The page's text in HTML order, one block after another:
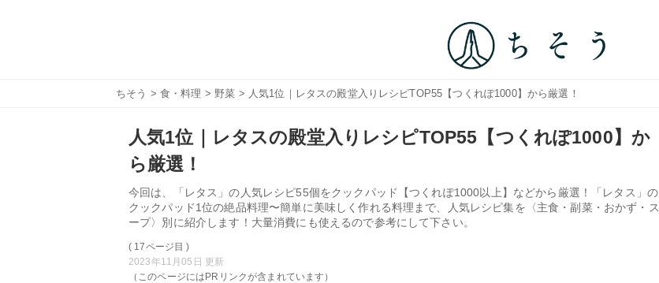
ちそう > 食・料理 > 野菜 > 人気1位｜レタスの殿堂入りレシピTOP55【つくれぽ1000】から厳選！
人気1位｜レタスの殿堂入りレシピTOP55【つくれぽ1000】か
ら厳選！
今回は、「レタス」の人気レシピ55個をクックパッド【つくれぽ1000以上】などから厳選！「レタス」の
クックパッド1位の絶品料理〜簡単に美味しく作れる料理まで、人気レシピ集を〈主食・副菜・おかず・ス
ープ〉別に紹介します！大量消費にも使えるので参考にして下さい。
( 17ページ目 )
2023年11月05日 更新
（このページにはPRリンクが含まれています）